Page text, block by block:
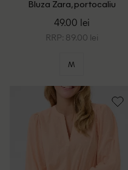
Bluza Zara, portocaliu
49.00 lei
RRP: 89.00 lei
M